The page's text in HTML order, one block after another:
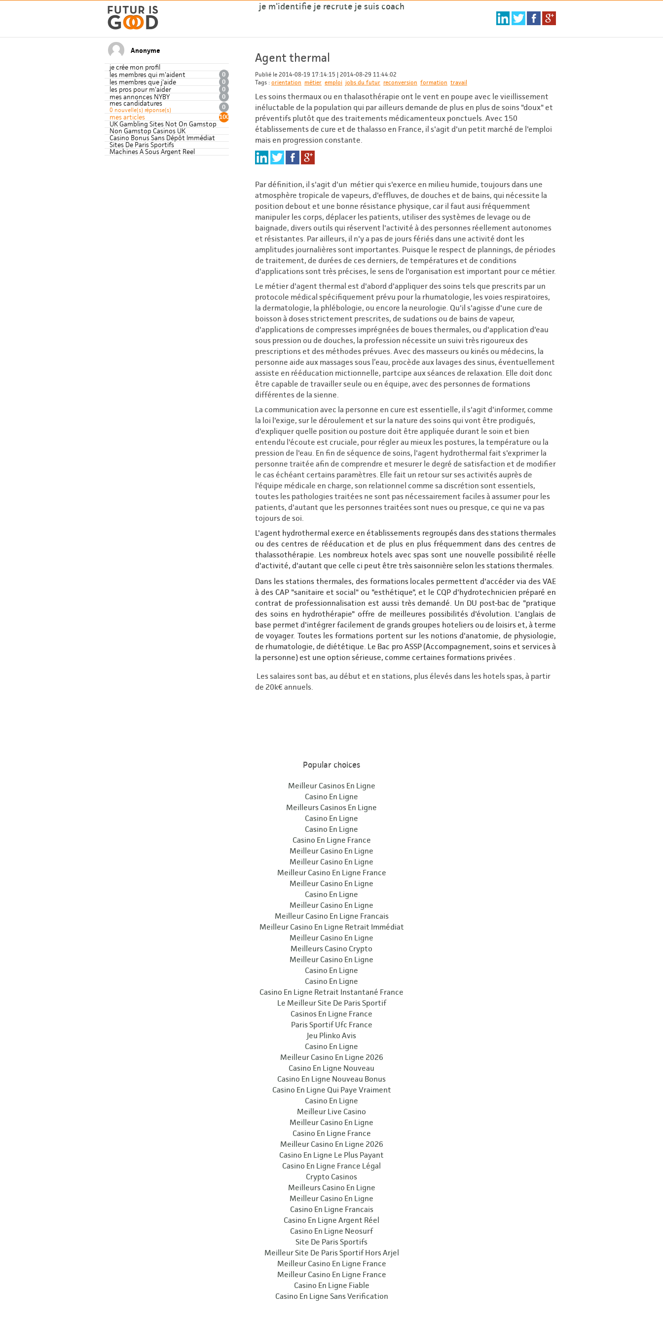
je m'identifie je recrute je suis coach
Agent thermal
Publié le 2014-08-19 17:14:15 | 2014-08-29 11:44:02
Tags :orientation métier emploi jobs du futur reconversion formation travail
Les soins thermaux ou en thalasothérapie ont le vent en poupe avec le vieillissement
inéluctable de la population qui par ailleurs demande de plus en plus de soins "doux" et
préventifs plutôt que des traitements médicamenteux ponctuels. Avec 150
établissements de cure et de thalasso en France, il s'agit d'un petit marché de l'emploi
mais en progression constante.
Par définition, il s'agit d'un métier qui s'exerce en milieu humide, toujours dans une
atmosphère tropicale de vapeurs, d'effluves, de douches et de bains, qui nécessite la
position debout et une bonne résistance physique, car il faut ausi fréquemment
manipuler les corps, déplacer les patients, utiliser des systèmes de levage ou de
baignade, divers outils qui réservent l'activité à des personnes réellement autonomes
et résistantes. Par ailleurs, il n'y a pas de jours fériés dans une activité dont les
amplitudes journalières sont importantes. Puisque le respect de plannings, de périodes
de traitement, de durées de ces derniers, de températures et de conditions
d'applications sont très précises, le sens de l'organisation est important pour ce métier.
Le métier d'agent thermal est d'abord d'appliquer des soins tels que prescrits par un
protocole médical spécifiquement prévu pour la rhumatologie, les voies respiratoires,
la dermatologie, la phlébologie, ou encore la neurologie. Qu'il s'agisse d'une cure de
boisson à doses strictement prescrites, de sudations ou de bains de vapeur,
d'applications de compresses imprégnées de boues thermales, ou d'application d'eau
sous pression ou de douches, la profession nécessite un suivi très rigoureux des
prescriptions et des méthodes prévues. Avec des masseurs ou kinés ou médecins, la
personne aide aux massages sous l’eau, procède aux lavages des sinus, éventuellement
assiste en rééducation mictionnelle, partcipe aux séances de relaxation. Elle doit donc
être capable de travailler seule ou en équipe, avec des personnes de formations
différentes de la sienne.
La communication avec la personne en cure est essentielle, il s'agit d'informer, comme
la loi l'exige, sur le déroulement et sur la nature des soins qui vont être prodigués,
d'expliquer quelle position ou posture doit être appliquée durant le soin et bien
entendu l'écoute est cruciale, pour régler au mieux les postures, la température ou la
pression de l'eau. En fin de séquence de soins, l'agent hydrothermal fait s'exprimer la
personne traitée afin de comprendre et mesurer le degré de satisfaction et de modifier
le cas échéant certains paramètres. Elle fait un retour sur ses activités auprès de
l'équipe médicale en charge, son relationnel comme sa discrétion sont essentiels,
toutes les pathologies traitées ne sont pas nécessairement faciles à assumer pour les
patients, d'autant que les personnes traitées sont nues ou presque, ce qui ne va pas
tojours de soi.
L'agent hydrothermal exerce en établissements regroupés dans des stations thermales
ou des centres de rééducation et de plus en plus fréquemment dans des centres de
thalassothérapie. Les nombreux hotels avec spas sont une nouvelle possibilité réelle
d'activité, d'autant que celle ci peut être très saisonnière selon les stations thermales.
Dans les stations thermales, des formations locales permettent d'accéder via des VAE
à des CAP "sanitaire et social" ou "esthétique", et le CQP d'hydrotechnicien préparé en
contrat de professionnalisation est aussi très demandé. Un DU post-bac de "pratique
des soins en hydrothérapie" offre de meilleures possibilités d'évolution. L'anglais de
base permet d'intégrer facilement de grands groupes hoteliers ou de loisirs et, à terme
de voyager. Toutes les formations portent sur les notions d'anatomie, de physiologie,
de rhumatologie, de diététique. Le Bac pro ASSP (Accompagnement, soins et services à
la personne) est une option sérieuse, comme certaines formations privées .
Les salaires sont bas, au début et en stations, plus élevés dans les hotels spas, à partir
de 20k€ annuels.
Anonyme
je crée mon profil
les membres qui m'aident
0
les membres que j'aide
0
les pros pour m'aider
0
mes annonces NYBY
0
mes candidatures
0 nouvelle(s) réponse(s)
0
mes articles
100
UK Gambling Sites Not On Gamstop
Non Gamstop Casinos UK
Casino Bonus Sans Dépôt Immédiat
Sites De Paris Sportifs
Machines A Sous Argent Reel
Popular choices
Meilleur Casinos En Ligne
Casino En Ligne
Meilleurs Casinos En Ligne
Casino En Ligne
Casino En Ligne
Casino En Ligne France
Meilleur Casino En Ligne
Meilleur Casino En Ligne
Meilleur Casino En Ligne France
Meilleur Casino En Ligne
Casino En Ligne
Meilleur Casino En Ligne
Meilleur Casino En Ligne Francais
Meilleur Casino En Ligne Retrait Immédiat
Meilleur Casino En Ligne
Meilleurs Casino Crypto
Meilleur Casino En Ligne
Casino En Ligne
Casino En Ligne
Casino En Ligne Retrait Instantané France
Le Meilleur Site De Paris Sportif
Casinos En Ligne France
Paris Sportif Ufc France
Jeu Plinko Avis
Casino En Ligne
Meilleur Casino En Ligne 2026
Casino En Ligne Nouveau
Casino En Ligne Nouveau Bonus
Casino En Ligne Qui Paye Vraiment
Casino En Ligne
Meilleur Live Casino
Meilleur Casino En Ligne
Casino En Ligne France
Meilleur Casino En Ligne 2026
Casino En Ligne Le Plus Payant
Casino En Ligne France Légal
Crypto Casinos
Meilleurs Casino En Ligne
Meilleur Casino En Ligne
Casino En Ligne Francais
Casino En Ligne Argent Réel
Casino En Ligne Neosurf
Site De Paris Sportifs
Meilleur Site De Paris Sportif Hors Arjel
Meilleur Casino En Ligne France
Meilleur Casino En Ligne France
Casino En Ligne Fiable
Casino En Ligne Sans Verification